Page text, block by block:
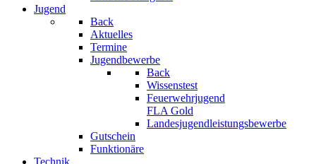
Jugend
Back
Aktuelles
Termine
Jugendbewerbe
Back
Wissenstest
Feuerwehrjugend
FLA Gold
Landesjugendleistungsbewerbe
Gutschein
Funktionäre
Technik